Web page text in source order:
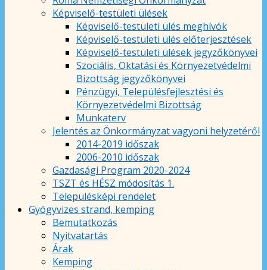
Képviselő-testületi ülések
Képviselő-testületi ülés meghívók
Képviselő-testületi ülés előterjesztések
Képviselő-testületi ülések jegyzőkönyvei
Szociális, Oktatási és Környezetvédelmi
Bizottság jegyzőkönyvei
Pénzügyi, Településfejlesztési és
Környezetvédelmi Bizottság
Munkaterv
Jelentés az Önkormányzat vagyoni helyzetéről
2014-2019 időszak
2006-2010 időszak
Gazdasági Program 2020-2024
TSZT és HÉSZ módosítás 1.
Településképi rendelet
Gyógyvizes strand, kemping
Bemutatkozás
Nyitvatartás
Árak
Kemping